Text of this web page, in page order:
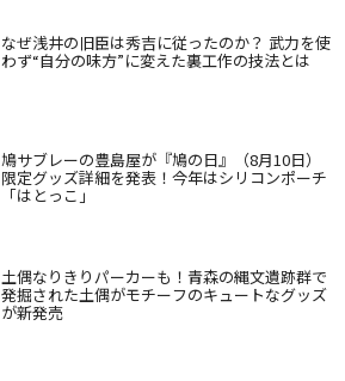
なぜ浅井の旧臣は秀吉に従ったのか？ 武力を使
わず“自分の味方”に変えた裏工作の技法とは
鳩サブレーの豊島屋が『鳩の日』（8月10日）
限定グッズ詳細を発表！今年はシリコンポーチ
「はとっこ」
土偶なりきりパーカーも！青森の縄文遺跡群で
発掘された土偶がモチーフのキュートなグッズ
が新発売